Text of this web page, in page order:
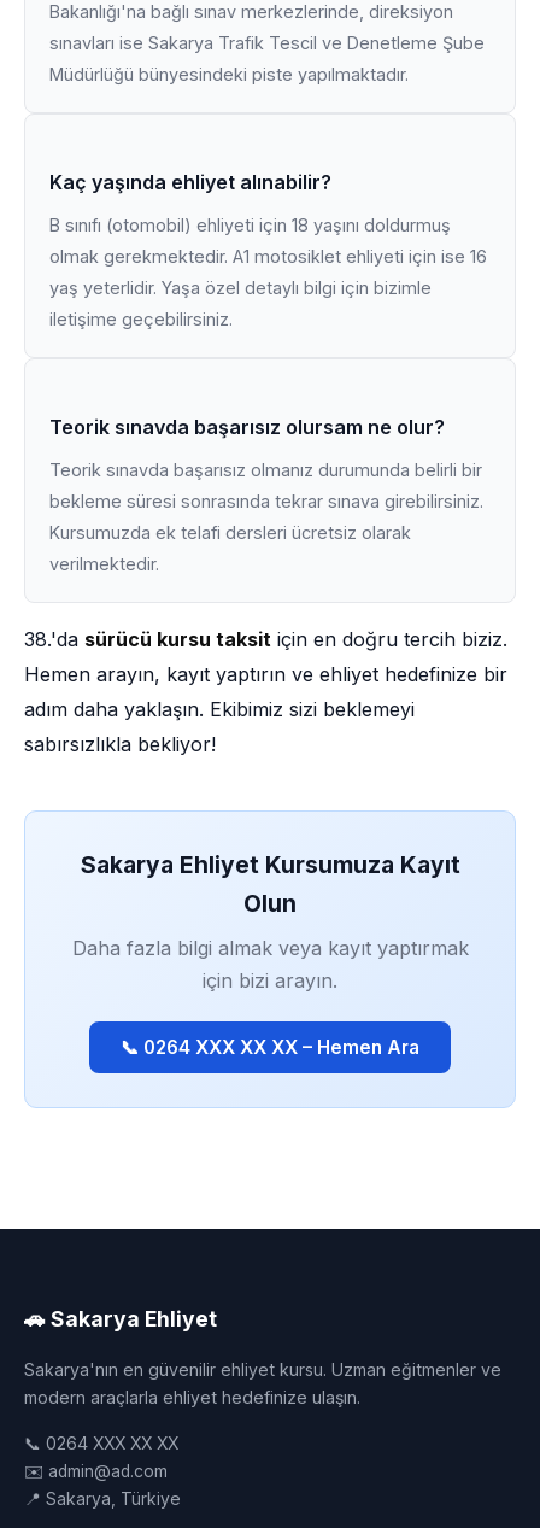
Bakanlığı'na bağlı sınav merkezlerinde, direksiyon
sınavları ise Sakarya Trafik Tescil ve Denetleme Şube
Müdürlüğü bünyesindeki piste yapılmaktadır.
Kaç yaşında ehliyet alınabilir?
B sınıfı (otomobil) ehliyeti için 18 yaşını doldurmuş
olmak gerekmektedir. A1 motosiklet ehliyeti için ise 16
yaş yeterlidir. Yaşa özel detaylı bilgi için bizimle
iletişime geçebilirsiniz.
Teorik sınavda başarısız olursam ne olur?
Teorik sınavda başarısız olmanız durumunda belirli bir
bekleme süresi sonrasında tekrar sınava girebilirsiniz.
Kursumuzda ek telafi dersleri ücretsiz olarak
verilmektedir.
38.'da sürücü kursu taksit için en doğru tercih biziz.
Hemen arayın, kayıt yaptırın ve ehliyet hedefinize bir
adım daha yaklaşın. Ekibimiz sizi beklemeyi
sabırsızlıkla bekliyor!
Sakarya Ehliyet Kursumuza Kayıt
Olun
Daha fazla bilgi almak veya kayıt yaptırmak
için bizi arayın.
📞 0264 XXX XX XX – Hemen Ara
🚗 Sakarya Ehliyet
Sakarya'nın en güvenilir ehliyet kursu. Uzman eğitmenler ve
modern araçlarla ehliyet hedefinize ulaşın.
📞 0264 XXX XX XX
✉️ admin@ad.com
📍 Sakarya, Türkiye